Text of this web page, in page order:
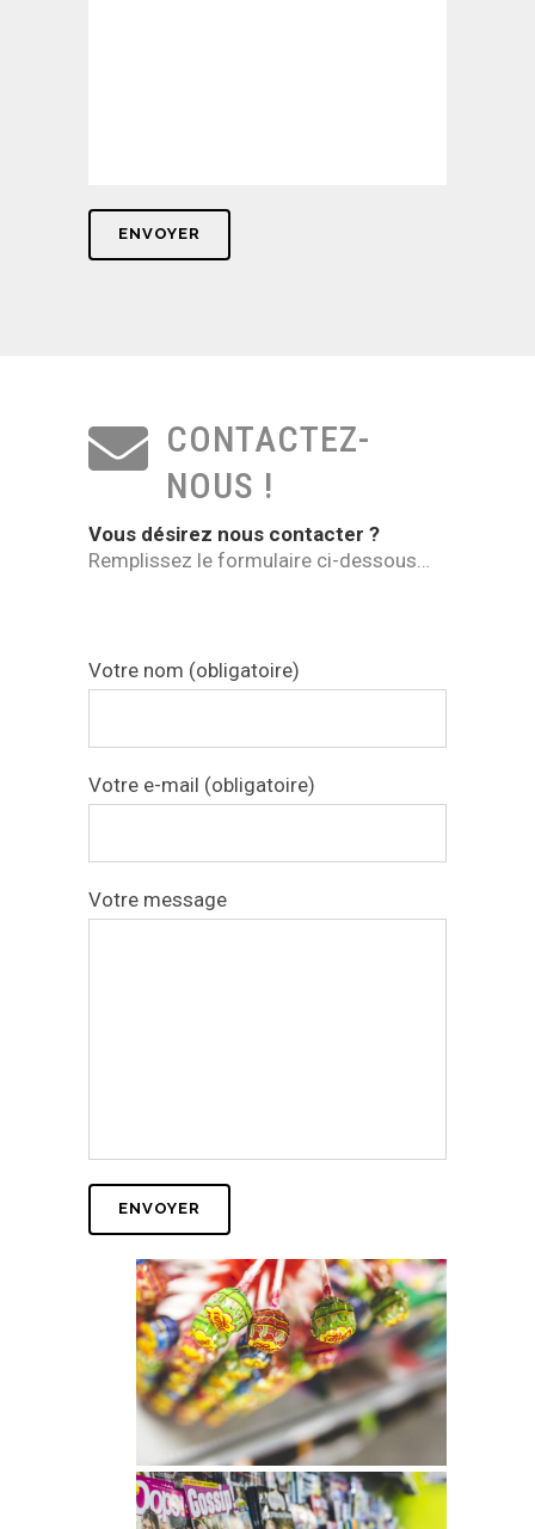
CONTACTEZ-
NOUS !
Vous désirez nous contacter ?
Remplissez le formulaire ci-dessous…
Votre nom (obligatoire)
Votre e-mail (obligatoire)
Votre message